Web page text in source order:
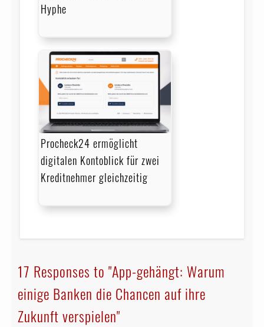
Hyphe
Procheck24 ermöglicht
digitalen Kontoblick für zwei
Kreditnehmer gleichzeitig
17 Responses to "App-gehängt: Warum
einige Banken die Chancen auf ihre
Zukunft verspielen"